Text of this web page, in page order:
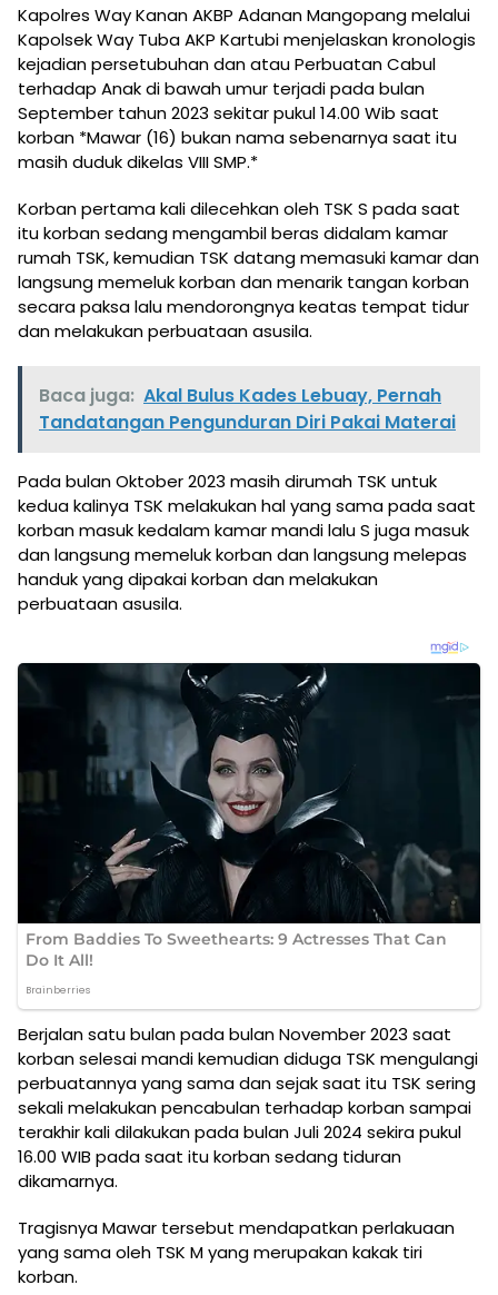
Kapolres Way Kanan AKBP Adanan Mangopang melalui
Kapolsek Way Tuba AKP Kartubi menjelaskan kronologis
kejadian persetubuhan dan atau Perbuatan Cabul
terhadap Anak di bawah umur terjadi pada bulan
September tahun 2023 sekitar pukul 14.00 Wib saat
korban *Mawar (16) bukan nama sebenarnya saat itu
masih duduk dikelas VIII SMP.*
Korban pertama kali dilecehkan oleh TSK S pada saat
itu korban sedang mengambil beras didalam kamar
rumah TSK, kemudian TSK datang memasuki kamar dan
langsung memeluk korban dan menarik tangan korban
secara paksa lalu mendorongnya keatas tempat tidur
dan melakukan perbuataan asusila.
Baca juga: Akal Bulus Kades Lebuay, Pernah
Tandatangan Pengunduran Diri Pakai Materai
Pada bulan Oktober 2023 masih dirumah TSK untuk
kedua kalinya TSK melakukan hal yang sama pada saat
korban masuk kedalam kamar mandi lalu S juga masuk
dan langsung memeluk korban dan langsung melepas
handuk yang dipakai korban dan melakukan
perbuataan asusila.
Berjalan satu bulan pada bulan November 2023 saat
korban selesai mandi kemudian diduga TSK mengulangi
perbuatannya yang sama dan sejak saat itu TSK sering
sekali melakukan pencabulan terhadap korban sampai
terakhir kali dilakukan pada bulan Juli 2024 sekira pukul
16.00 WIB pada saat itu korban sedang tiduran
dikamarnya.
Tragisnya Mawar tersebut mendapatkan perlakuaan
yang sama oleh TSK M yang merupakan kakak tiri
korban.